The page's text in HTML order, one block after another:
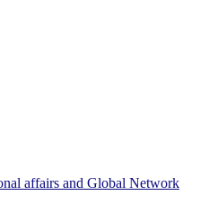
affairs and Global Network